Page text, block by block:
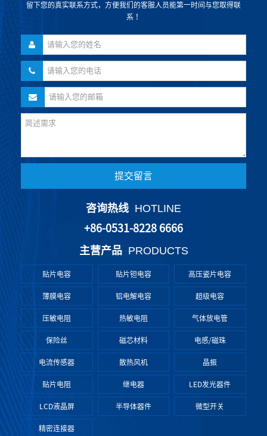
留下您的真实联系方式，方便我们的客服人员能第一时间与您取得联
系！
提交留言
咨询热线 HOTLINE
+86-0531-8228 6666
主营产品 PRODUCTS
贴片电容 贴片钽电容 高压瓷片电容
薄膜电容 铝电解电容 超级电容
压敏电阻 热敏电阻 气体放电管
保险丝 磁芯材料 电感/磁珠
电流传感器 散热风机 晶振
贴片电阻 继电器 LED发光器件
LCD液晶屏 半导体器件 微型开关
精密连接器